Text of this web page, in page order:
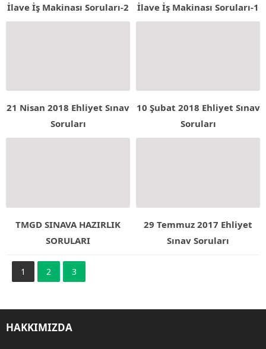
İlave İş Makinası Soruları-2 İlave İş Makinası Soruları-1
21 Nisan 2018 Ehliyet Sınav
Soruları
10 Şubat 2018 Ehliyet Sınav
Soruları
TMGD SINAVA HAZIRLIK
SORULARI
29 Temmuz 2017 Ehliyet
Sınav Soruları
1 2 3
HAKKIMIZDA